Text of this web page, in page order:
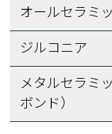
オールセラミ
ジルコニア
メタルセラミ
ボンド）